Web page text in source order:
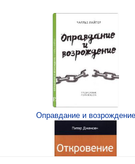
Оправдание и возрождение